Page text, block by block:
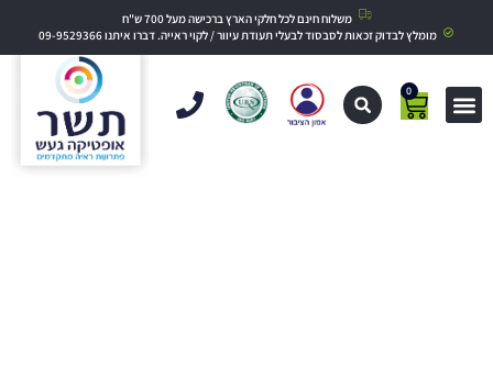
משלוח חינם לכל חלקי הארץ ברכישה מעל 700 ש"ח
מומלץ לבדוק זכאות לסבסוד לבעלי תעודת עיוור / לקוי ראייה. דברו איתנו 09-9529366
0